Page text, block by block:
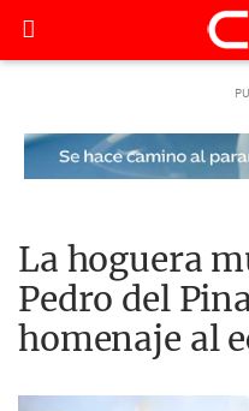
La hoguera
Pedro del
homenaje al